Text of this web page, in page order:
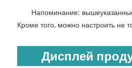
Напоминание:
Кроме того, можно настроить не
Дисплей